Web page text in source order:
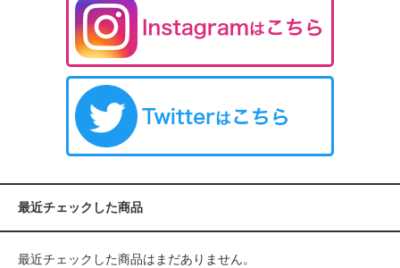
最近チェックした商品
最近チェックした商品はまだありません。